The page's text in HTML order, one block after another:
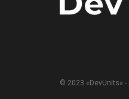
© 2023 «DevUnits» -